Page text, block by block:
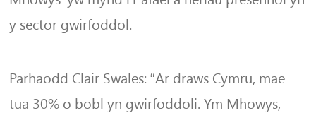
y sector gwirfoddol.
Parhaodd Clair Swales: “Ar draws Cymru, mae
tua 30% o bobl yn gwirfoddoli. Ym Mhowys,